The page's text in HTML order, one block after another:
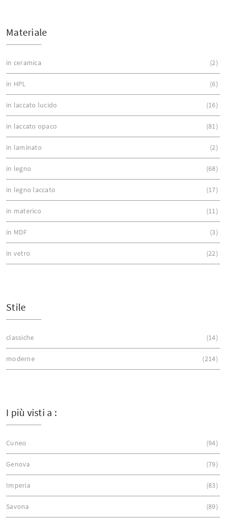
Materiale
in ceramica 2
in HPL 6
in laccato lucido 16
in laccato opaco 81
in laminato 2
in legno 68
in legno laccato 17
in materico 11
in MDF 3
in vetro 22
Stile
classiche 14
moderne 214
I più visti a :
Cuneo 94
Genova 79
Imperia 83
Savona 89